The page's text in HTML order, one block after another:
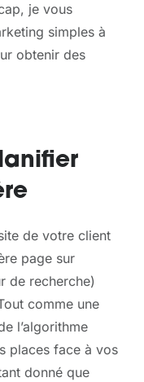
je vous
simples à
obtenir des
de votre client
page sur
de recherche)
comme une
l’algorithme
places face à vos
donné que